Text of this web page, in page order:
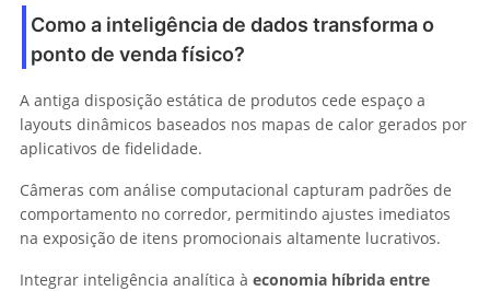
Como a inteligência de dados transforma o
ponto de venda físico?
A antiga disposição estática de produtos cede espaço a
layouts dinâmicos baseados nos mapas de calor gerados por
aplicativos de fidelidade.
Câmeras com análise computacional capturam padrões de
comportamento no corredor, permitindo ajustes imediatos
na exposição de itens promocionais altamente lucrativos.
Integrar inteligência analítica à economia híbrida entre